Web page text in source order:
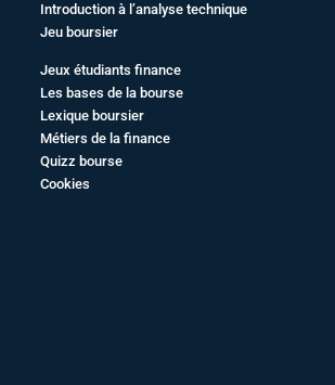
Introduction à l’analyse technique
Jeu boursier
Jeux étudiants finance
Les bases de la bourse
Lexique boursier
Métiers de la finance
Quizz bourse
Cookies